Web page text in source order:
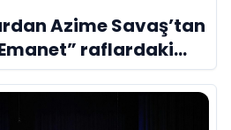
Azime Savaş’tan
raflardaki